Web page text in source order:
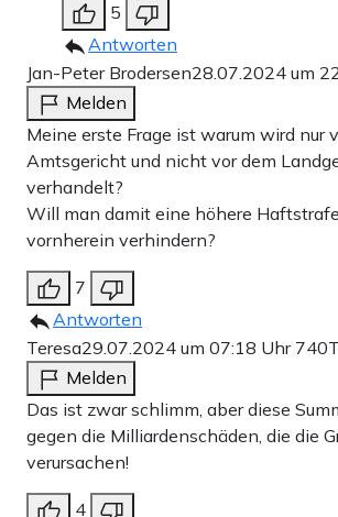
5
Antworten
Jan-Peter Brodersen28.07.2024 um
Melden
Meine erste Frage ist warum wird nur
Amtsgericht und nicht vor dem
verhandelt?
Will man damit eine höhere
vornherein verhindern?
7
Antworten
Teresa29.07.2024 um 07:18 Uhr 740T
Melden
Das ist zwar schlimm, aber diese
gegen die Milliardenschäden, die die
verursachen!
4